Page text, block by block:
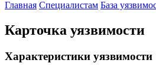
Главная Специалистам База
Карточка уязвимости
Характеристики уязвимости